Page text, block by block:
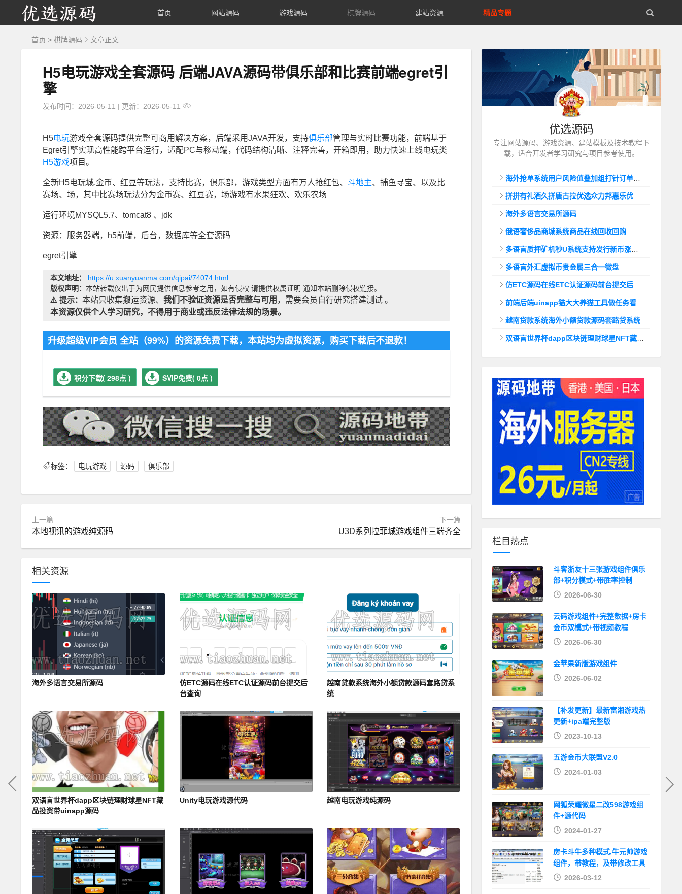
优 首页 网站源码 游戏源码 棋牌源码 建站资源 精品专题
首页 > 棋牌源码 文章正文
H5电玩游戏全套源码 后端JAVA源码带俱乐部和比赛前端egret引
擎
发布时间：2026-05-11 | 更新：2026-05-11
H5电玩游戏全套源码提供完整可商用解决方案，后端采用JAVA开发，支持俱乐部管理与实时比赛功能，前端基于
Egret引擎实现高性能跨平台运行，适配PC与移动端，代码结构清晰、注释完善，开箱即用，助力快速上线电玩类
H5游戏项目。
全新H5电玩城,金币、红豆等玩法，支持比赛，俱乐部，游戏类型方面有万人抢红包、 斗地主、捕鱼寻宝、以及比
赛场、场，其中比赛场玩法分为金币赛、红豆赛，场游戏有水果狂欢、欢乐农场
运行环境MYSQL5.7、tomcat8 、jdk
资源：服务器端，h5前端，后台，数据库等全套源码
egret引擎
本文地址：
https://u.xuanyuanma.com/qipai/74074.html
版权声明： 本站转载仅出于为网民提供信息参考之用，如有侵权 请提供权属证明 通知本站删除侵权链接。
⚠️ 提示： 本站只收集搬运资源、 我们不验证资源是否完整与可用 ，需要会员自行研究搭建测试 。
本资源仅供个人学习研究，不得用于商业或违反法律法规的场景。
升级超级VIP会员 全站（99%）的资源免费下载，本站均为虚拟资源，购买下载后不退款！
积分下载( 298点 ) SVIP免费( 0点 )
标签： 电玩游戏 源码 俱乐部
上一篇
本地视讯的游戏纯源码
下一篇
U3D系列拉菲城游戏组件三端齐全
相关资源
海外多语言交易所源码
仿ETC源码在线ETC认证源码前台提交后
台查询
越南贷款系统海外小额贷款源码套路贷系
统
双语言世界杯dapp区块链理财球星NFT藏
品投资带uinapp源码
Unity电玩游戏源代码 越南电玩游戏纯源码
优选源码
专注网站源码、游戏资源、建站模板及技术教程下
载，适合开发者学习研究与项目参考使用。
海外抢单系统用户风险值叠加组打针订单自动匹配系统
拼拼有礼酒久拼唐古拉优选众力邦惠乐优选养猪拼购拼团返利系统
海外多语言交易所源码
俄语奢侈品商城系统商品在线回收回购
多语言质押矿机秒U系统支持发行新币涨幅调控+代理后台
多语言外汇虚拟币贵金属三合一微盘
仿ETC源码在线ETC认证源码前台提交后台查询
前端后端uinapp猫大大养猫工具做任务看广告邀好友即可获得收益猫力合成游戏
越南贷款系统海外小额贷款源码套路贷系统
双语言世界杯dapp区块链理财球星NFT藏品投资带uinapp源码
栏目热点
斗客浙友十三张游戏组件俱乐
部+积分模式+带胜率控制
2026-06-30
云码游戏组件+完整数据+房卡
金币双模式+带视频教程
2026-06-30
金苹果新版游戏组件
2026-06-02
【补发更新】最新富湘游戏热
更新+ipa端完整版
2023-10-13
五游金币大联盟V2.0
2024-01-03
网狐荣耀微星二改598游戏组
件+源代码
2024-01-27
房卡斗牛多种模式,牛元帅游戏
组件，带教程，及带修改工具
2026-03-12